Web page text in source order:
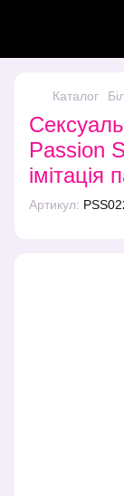
Каталог
Passion
імітація
Артикул: